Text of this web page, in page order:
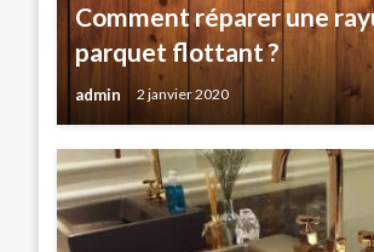
Comment réparer une
parquet flottant ?
admin 2 janvier 2020